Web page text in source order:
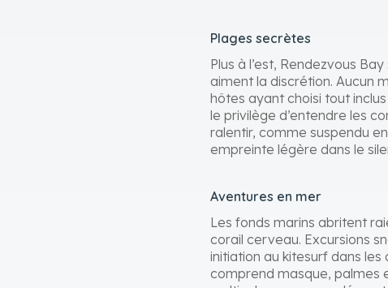
Plages secrètes
Plus à l’est, Rendezvous
aiment la discrétion. Aucun
hôtes ayant choisi tout
le privilège d’entendre les
ralentir, comme suspendu
empreinte légère dans le
Aventures en mer
Les fonds marins abritent
corail cerveau. Excursions
initiation au kitesurf dans les
comprend masque, palmes